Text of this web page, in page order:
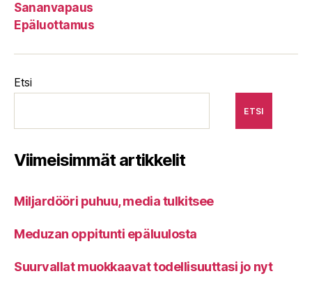
Sananvapaus
Epäluottamus
Etsi
ETSI
Viimeisimmät artikkelit
Miljardööri puhuu, media tulkitsee
Meduzan oppitunti epäluulosta
Suurvallat muokkaavat todellisuuttasi jo nyt